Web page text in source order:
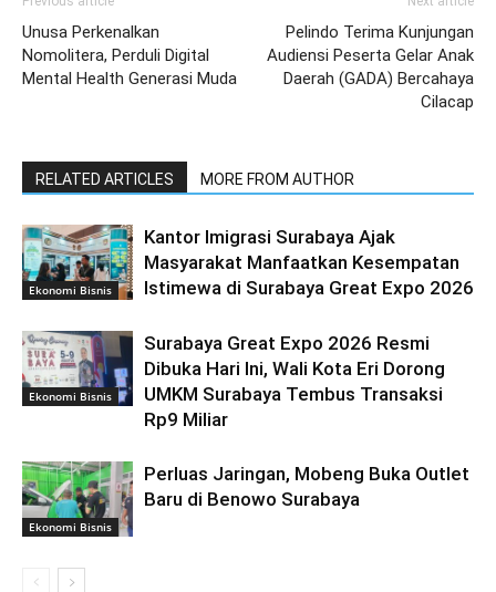
Unusa Perkenalkan
Nomolitera, Perduli Digital
Mental Health Generasi Muda
Pelindo Terima Kunjungan
Audiensi Peserta Gelar Anak
Daerah (GADA) Bercahaya
Cilacap
RELATED ARTICLES MORE FROM AUTHOR
Ekonomi Bisnis
Kantor Imigrasi Surabaya Ajak
Masyarakat Manfaatkan Kesempatan
Istimewa di Surabaya Great Expo 2026
Ekonomi Bisnis
Surabaya Great Expo 2026 Resmi
Dibuka Hari Ini, Wali Kota Eri Dorong
UMKM Surabaya Tembus Transaksi
Rp9 Miliar
Ekonomi Bisnis
Perluas Jaringan, Mobeng Buka Outlet
Baru di Benowo Surabaya